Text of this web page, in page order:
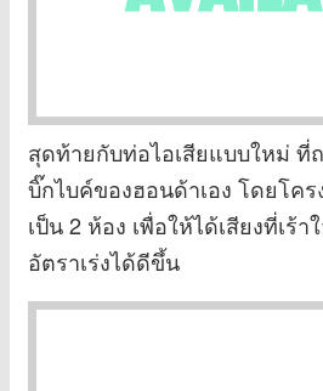
สุดท้ายกับท่อไอเสียแบบใหม่ ที่
บิ๊กไบค์ของฮอนด้าเอง โดยโค
เป็น 2 ห้อง เพื่อให้ได้เสียงที่เร้
อัตราเร่งได้ดีขึ้น